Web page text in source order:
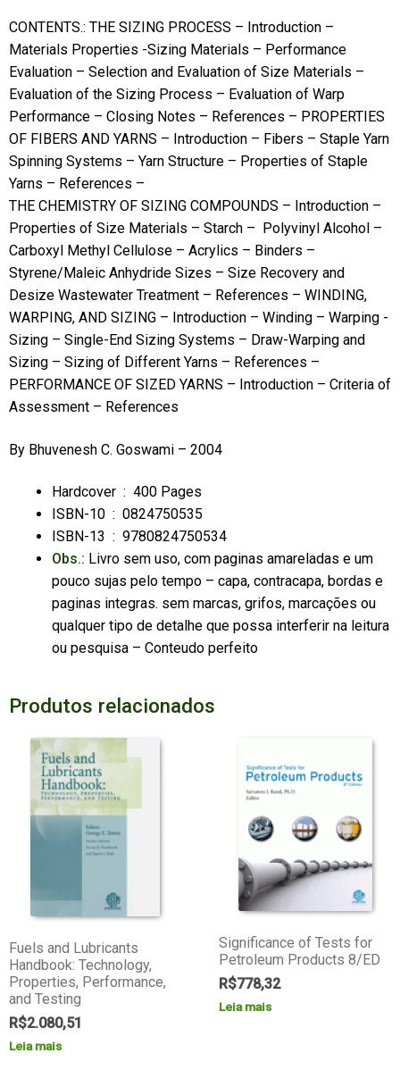
CONTENTS.: THE SIZING PROCESS – Introduction –
Materials Properties -Sizing Materials – Performance
Evaluation – Selection and Evaluation of Size Materials –
Evaluation of the Sizing Process – Evaluation of Warp
Performance – Closing Notes – References – PROPERTIES
OF FIBERS AND YARNS – Introduction – Fibers – Staple Yarn
Spinning Systems – Yarn Structure – Properties of Staple
Yarns – References –
THE CHEMISTRY OF SIZING COMPOUNDS – Introduction –
Properties of Size Materials – Starch – Polyvinyl Alcohol –
Carboxyl Methyl Cellulose – Acrylics – Binders –
Styrene/Maleic Anhydride Sizes – Size Recovery and
Desize Wastewater Treatment – References – WINDING,
WARPING, AND SIZING – Introduction – Winding – Warping -
Sizing – Single-End Sizing Systems – Draw-Warping and
Sizing – Sizing of Different Yarns – References –
PERFORMANCE OF SIZED YARNS – Introduction – Criteria of
Assessment – References
By Bhuvenesh C. Goswami – 2004
Hardcover ‏ : ‎ 400 Pages
ISBN-10 ‏ : ‎ 0824750535
ISBN-13 ‏ : ‎ 9780824750534
Obs.: Livro sem uso, com paginas amareladas e um
pouco sujas pelo tempo – capa, contracapa, bordas e
paginas integras. sem marcas, grifos, marcações ou
qualquer tipo de detalhe que possa interferir na leitura
ou pesquisa – Conteudo perfeito
Produtos relacionados
Fuels and Lubricants
Handbook: Technology,
Properties, Performance,
and Testing
R$2.080,51
Leia mais
Significance of Tests for
Petroleum Products 8/ED
R$778,32
Leia mais